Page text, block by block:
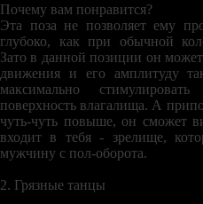
Почему вам понравится?
Эта поза не позволяет ему
глубоко, как при обычной
Зато в данной позиции он
движения и его амплитуду
максимально
поверхность влагалища. А
чуть-чуть повыше, он сможет
входит в тебя - зрелище,
мужчину с пол-оборота.
2. Грязные танцы